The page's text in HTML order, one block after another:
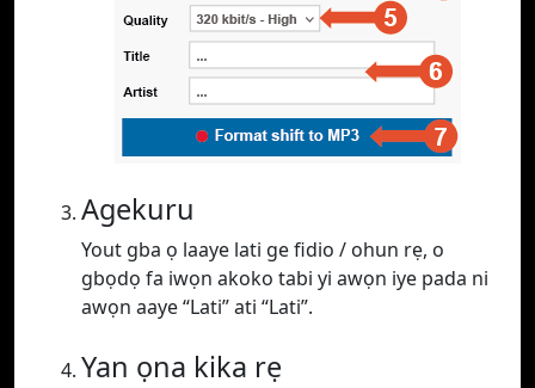
Agekuru
Yout gba ọ laaye lati ge fidio / ohun rẹ, o
gbọdọ fa iwọn akoko tabi yi awọn iye pada ni
awọn aaye “Lati” ati “Lati”.
Yan ọna kika rẹ